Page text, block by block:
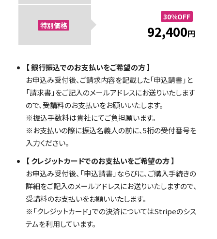
特別価格
30%OFF
92,400円
【 銀行振込でのお支払いをご希望の方 】
お申込み受付後、ご請求内容を記載した「申込請書」と
「請求書」をご記入のメールアドレスにお送りいたします
ので、受講料のお支払いをお願いいたします。
※振込手数料は貴社にてご負担願います。
※お支払いの際に振込名義人の前に、5桁の受付番号を
入力ください。
【 クレジットカードでのお支払いをご希望の方 】
お申込み受付後、「申込請書」ならびに、ご購入手続きの
詳細をご記入のメールアドレスにお送りいたしますので、
受講料のお支払いをお願いいたします。
※「クレジットカード」での決済についてはStripeのシス
テムを利用しています。